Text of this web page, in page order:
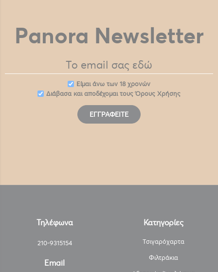
Panora Newsletter
Eίμαι άνω των 18 χρονών
Διάβασα και αποδέχομαι τουςΌρους Χρήσης
ΕΓΓΡΑΦΕΊΤΕ
Τηλέφωνα
210-9315154
Email
Κατηγορίες
Τσιγαρόχαρτα
Φιλτράκια